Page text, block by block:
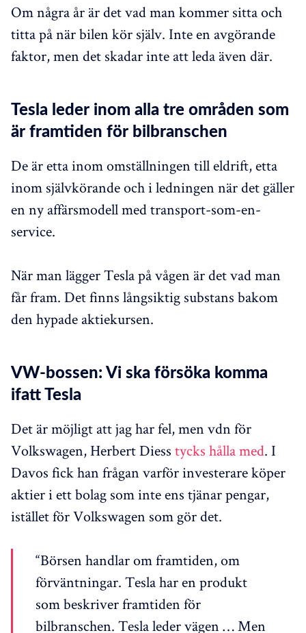
Om några år är det vad man kommer sitta och
titta på när bilen kör själv. Inte en avgörande
faktor, men det skadar inte att leda även där.
Tesla leder inom alla tre områden som
är framtiden för bilbranschen
De är etta inom omställningen till eldrift, etta
inom självkörande och i ledningen när det gäller
en ny affärsmodell med transport-som-en-
service.
När man lägger Tesla på vågen är det vad man
får fram. Det finns långsiktig substans bakom
den hypade aktiekursen.
VW-bossen: Vi ska försöka komma
ifatt Tesla
Det är möjligt att jag har fel, men vdn för
Volkswagen, Herbert Diess tycks hålla med. I
Davos fick han frågan varför investerare köper
aktier i ett bolag som inte ens tjänar pengar,
istället för Volkswagen som gör det.
“Börsen handlar om framtiden, om
förväntningar. Tesla har en produkt
som beskriver framtiden för
bilbranschen. Tesla leder vägen … Men